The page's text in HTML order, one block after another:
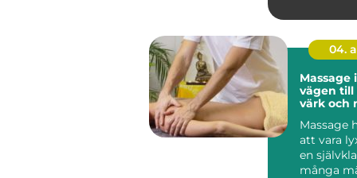
04.
Massage
vägen
värk och
Massage
att vara
en
många